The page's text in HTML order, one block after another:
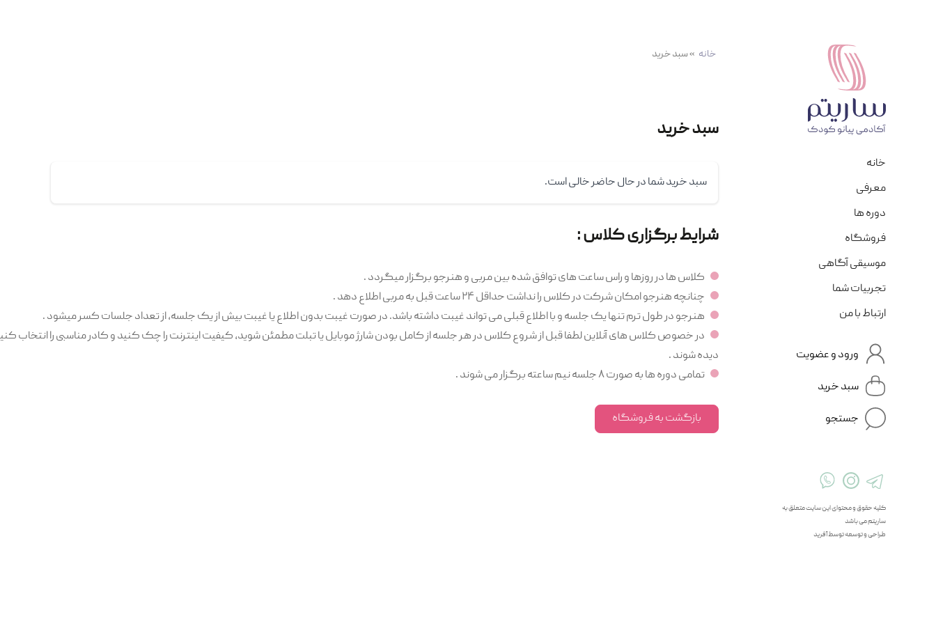
خانه
معرفی
دوره ها
فروشگاه
موسیقی آگاهی
تجربیات شما
ارتباط با من
ورود و عضویت
سبد خرید
جستجو
کلیه حقوق و محتوای این سایت متعلق به
ساریتم می باشد
طراحی و توسعه توسط آفرید
خانه »سبد خرید
سبد خرید
سبد خرید شما در حال حاضر خالی است.
شرایط برگزاری کلاس :
کلاس ها در روزها و راس ساعت های توافق شده بین مربی و هنرجو برگزار میگردد .
چنانچه هنرجو امکان شرکت در کلاس را نداشت حداقل ۲۴ ساعت قبل به مربی اطلاع دهد .
هنرجو در طول ترم تنها یک جلسه و با اطلاع قبلی می تواند غیبت داشته باشد. در صورت غیبت بدون اطلاع یا غیبت بیش از یک جلسه، از تعداد جلسات کسر میشود .
در خصوص کلاس های آنلاین لطفا قبل از شروع کلاس در هر جلسه از کامل بودن شارژ موبایل یا تبلت مطمئن شوید، کیفیت اینترنت را چک کنید و کادر مناسبی را انتخاب
دیده شوند .
تمامی دوره ها به صورت ۸ جلسه نیم ساعته برگزار می شوند .
بازگشت به فروشگاه